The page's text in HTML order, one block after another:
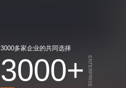
3000多家企业的共同选择
3000+